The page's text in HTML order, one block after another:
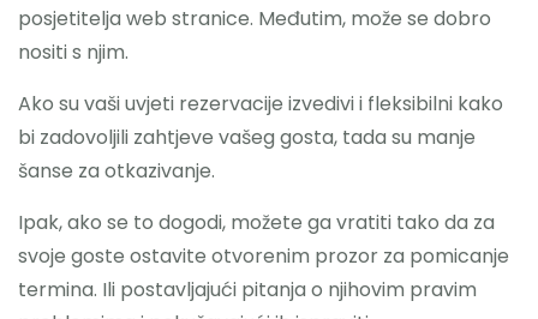
posjetitelja web stranice. Međutim, može se dobro
nositi s njim.
Ako su vaši uvjeti rezervacije izvedivi i fleksibilni kako
bi zadovoljili zahtjeve vašeg gosta, tada su manje
šanse za otkazivanje.
Ipak, ako se to dogodi, možete ga vratiti tako da za
svoje goste ostavite otvorenim prozor za pomicanje
termina. Ili postavljajući pitanja o njihovim pravim